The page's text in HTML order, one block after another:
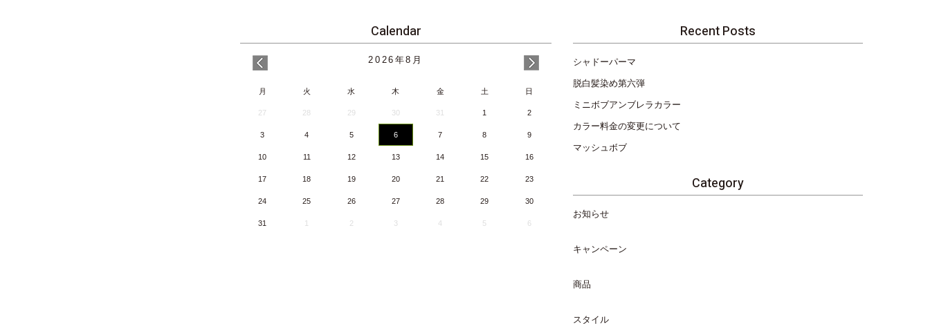
Calendar
2026 年8月
月 火 水 木 金 土 日
27 28 29 30 31 1 2
3 4 5 6 7 8 9
10 11 12 13 14 15 16
17 18 19 20 21 22 23
24 25 26 27 28 29 30
31 1 2 3 4 5 6
Recent Posts
シャドーパーマ
脱白髪染め第六弾
ミニボブアンブレラカラー
カラー料金の変更について
マッシュボブ
Category
お知らせ
キャンペーン
商品
スタイル